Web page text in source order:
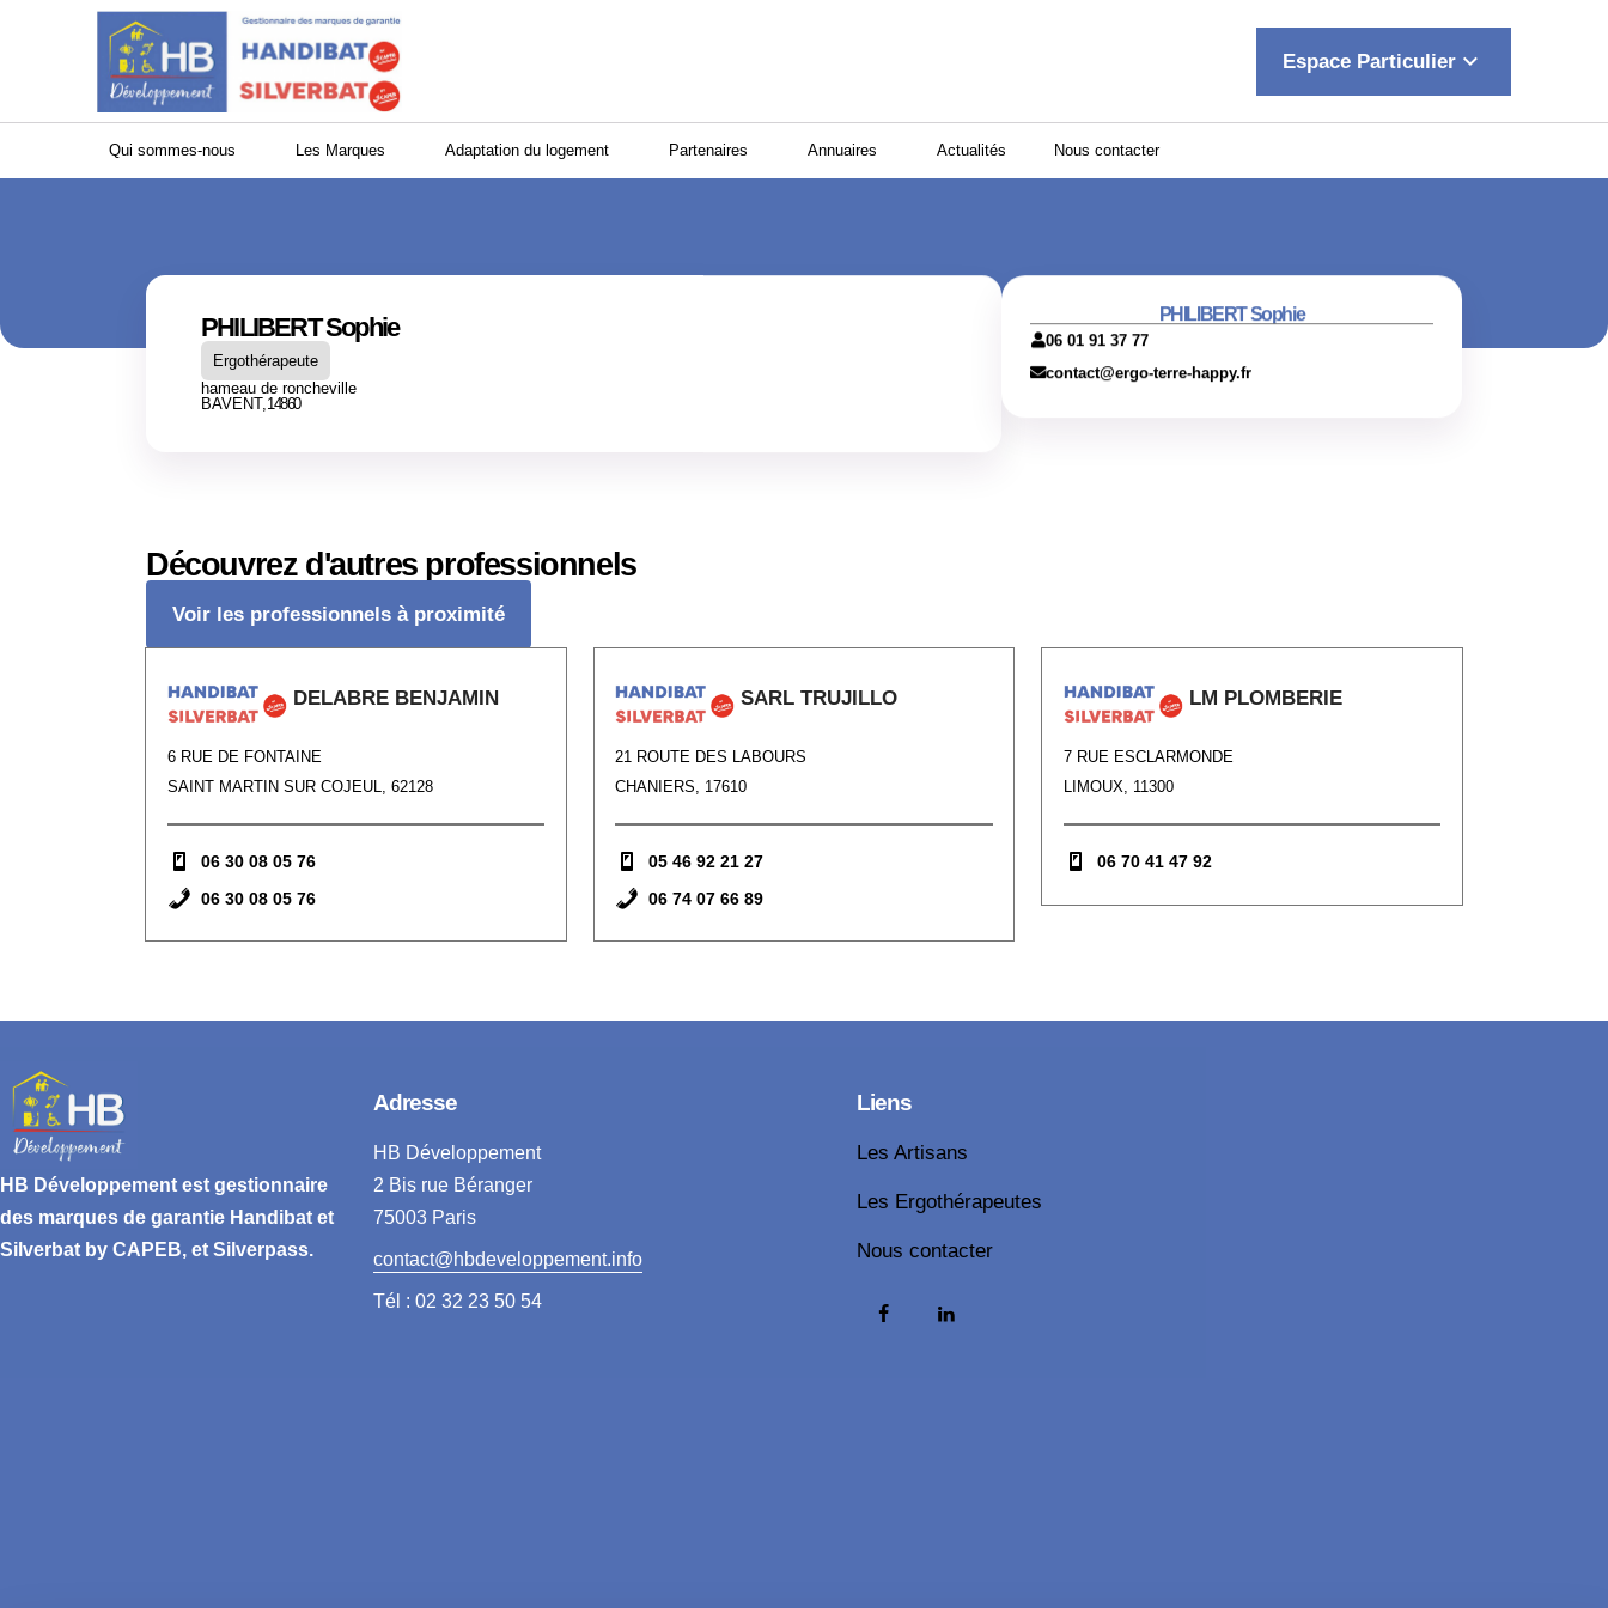
Panneau de gestion des cookies
Espace Particulier keyboard_arrow_down
Qui sommes-nous Les Marques Adaptation du logement Partenaires Annuaires Actualités Nous contacter
PHILIBERT Sophie
Ergothérapeute
hameau de roncheville
BAVENT, 14860
PHILIBERT Sophie
06 01 91 37 77
contact@ergo-terre-happy.fr
Découvrez d'autres professionnels
Voir les professionnels à proximité
DELABRE BENJAMIN
6 RUE DE FONTAINE
SAINT MARTIN SUR COJEUL, 62128
06 30 08 05 76
06 30 08 05 76
SARL TRUJILLO
21 ROUTE DES LABOURS
CHANIERS, 17610
05 46 92 21 27
06 74 07 66 89
LM PLOMBERIE
7 RUE ESCLARMONDE
LIMOUX, 11300
06 70 41 47 92
HB Développement est gestionnaire
des marques de garantie Handibat et
Silverbat by CAPEB, et Silverpass.
Adresse
HB Développement
2 Bis rue Béranger
75003 Paris
contact@hbdeveloppement.info
Tél : 02 32 23 50 54
Liens
Les Artisans
Les Ergothérapeutes
Nous contacter